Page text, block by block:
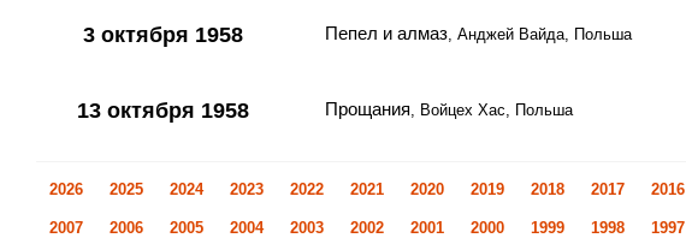
3 октября 1958 Пепел и алмаз, Анджей Вайда, Польша
13 октября 1958 Прощания, Войцех Хас, Польша
2026 2025 2024 2023 2022 2021 2020 2019 2018 2017 2016
2007 2006 2005 2004 2003 2002 2001 2000 1999 1998 1997